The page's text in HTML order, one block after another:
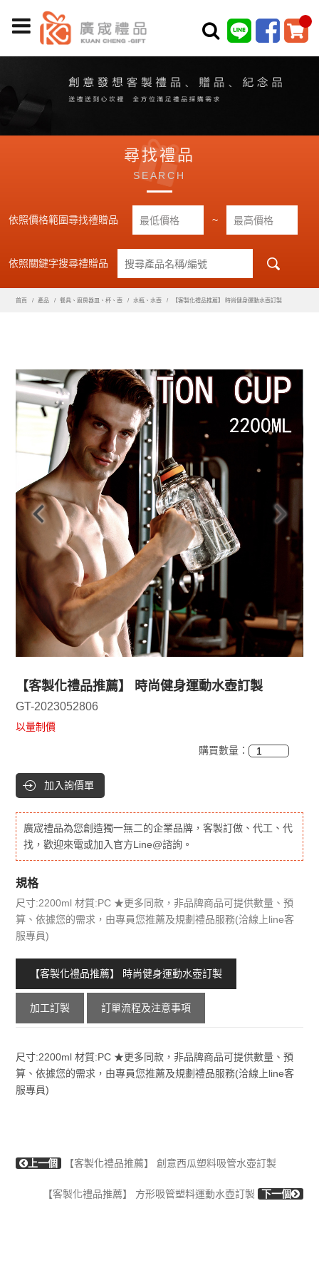
尋找禮品
SEARCH
依照價格範圍尋找禮贈品 ~
依照關鍵字搜尋禮贈品
首頁 產品 餐具、廚房器皿、杯、壺 水瓶、水壺 【客製化禮品推薦】 時尚健身運動水壺訂製
【客製化禮品推薦】 時尚健身運動水壺訂製
GT-2023052806
以量制價
購買數量：
加入詢價單
廣宬禮品為您創造獨一無二的企業品牌，客製訂做、代工、代
找，歡迎來電或加入官方Line@諮詢。
規格
尺寸:2200ml 材質:PC ★更多同款，非品牌商品可提供數量、預
算、依據您的需求，由專員您推薦及規劃禮品服務(洽線上line客
服專員)
【客製化禮品推薦】 時尚健身運動水壺訂製
加工訂製 訂單流程及注意事項
尺寸:2200ml 材質:PC ★更多同款，非品牌商品可提供數量、預
算、依據您的需求，由專員您推薦及規劃禮品服務(洽線上line客
服專員)
上一個 【客製化禮品推薦】 創意西瓜塑料吸管水壺訂製
【客製化禮品推薦】 方形吸管塑料運動水壺訂製 下一個